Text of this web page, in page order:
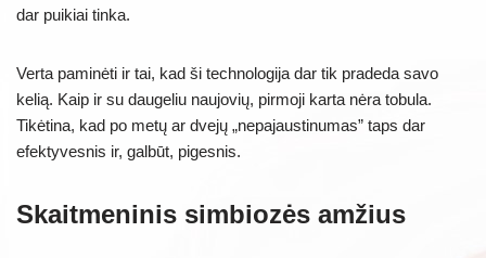
dar puikiai tinka.
Verta paminėti ir tai, kad ši technologija dar tik pradeda savo
kelią. Kaip ir su daugeliu naujovių, pirmoji karta nėra tobula.
Tikėtina, kad po metų ar dvejų „nepajaustinumas” taps dar
efektyvesnis ir, galbūt, pigesnis.
Skaitmeninis simbiozės amžius